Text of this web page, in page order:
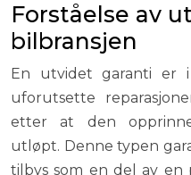
Forståelse av
bilbransjen
En utvidet garanti er
uforutsette
etter at den
utløpt. Denne typen
tilbys som en del av